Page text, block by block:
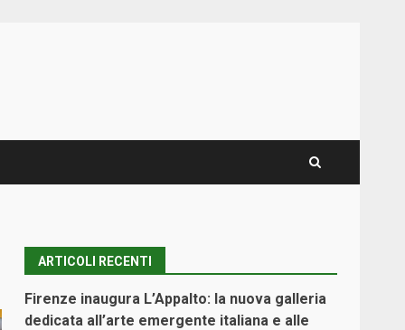
ARTICOLI RECENTI
Firenze inaugura L’Appalto: la nuova galleria
dedicata all’arte emergente italiana e alle